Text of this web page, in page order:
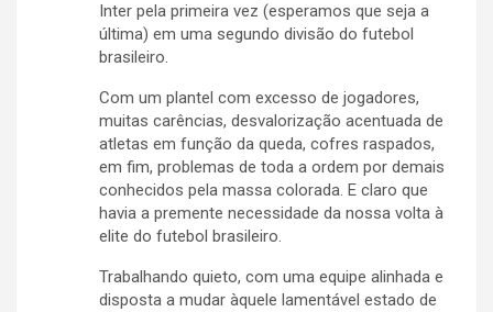
Inter pela primeira vez (esperamos que seja a
última) em uma segundo divisão do futebol
brasileiro.
Com um plantel com excesso de jogadores,
muitas carências, desvalorização acentuada de
atletas em função da queda, cofres raspados,
em fim, problemas de toda a ordem por demais
conhecidos pela massa colorada. E claro que
havia a premente necessidade da nossa volta à
elite do futebol brasileiro.
Trabalhando quieto, com uma equipe alinhada e
disposta a mudar àquele lamentável estado de